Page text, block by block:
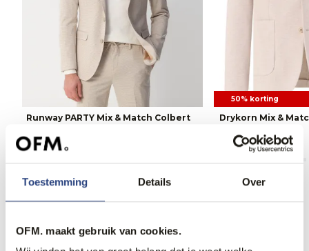
Toestemming Details Over
OFM. maakt gebruik van cookies.
Runway PARTY Mix & Match Colbert
50% korting
Drykorn Mix &
289,95
144,95
Anderen bekeken ook